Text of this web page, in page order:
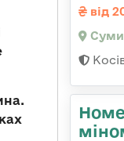
від
Суми